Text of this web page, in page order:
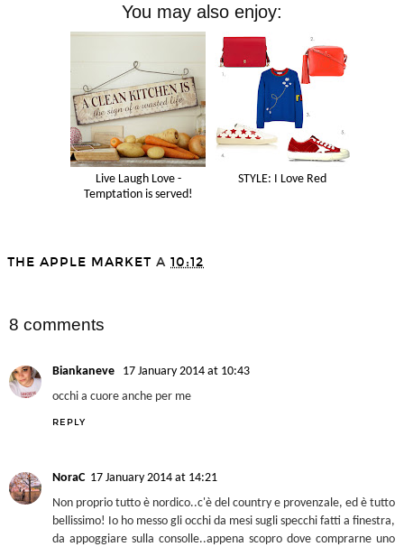
You may also enjoy:
Live Laugh Love -
Temptation is served!
STYLE: I Love Red
THE APPLE MARKET A 10:12
8 comments
Biankaneve
17 January 2014 at 10:43
occhi a cuore anche per me
REPLY
NoraC 17 January 2014 at 14:21
Non proprio tutto è nordico..c'è del country e provenzale, ed è tutto
bellissimo! Io ho messo gli occhi da mesi sugli specchi fatti a finestra,
da appoggiare sulla consolle..appena scopro dove comprarne uno